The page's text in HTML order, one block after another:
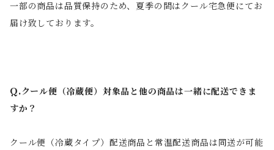
一部の商品は品質保持のため、夏季の間はクール宅急便にてお
届け致しております。
Q.クール便（冷蔵便）対象品と他の商品は一緒に配送できま
すか？
クール便（冷蔵タイプ）配送商品と常温配送商品は同送が可能